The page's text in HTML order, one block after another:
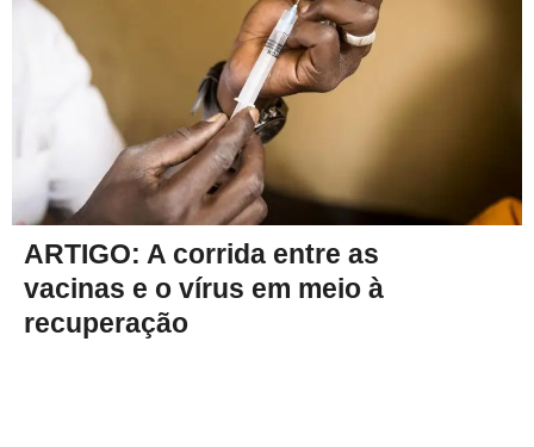
ARTIGO: A corrida entre as
vacinas e o vírus em meio à
recuperação